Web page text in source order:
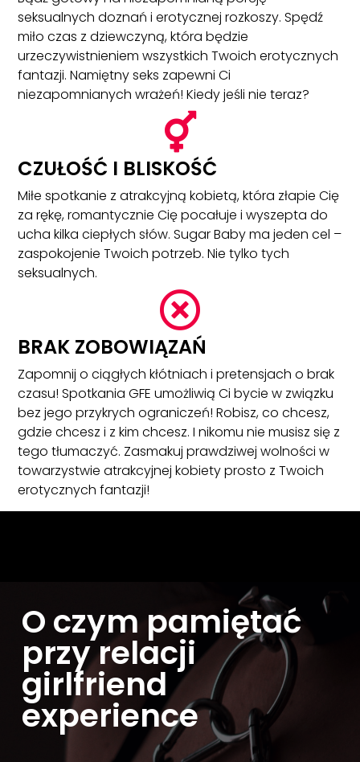
seksualnych doznań i erotycznej rozkoszy. Spędź
miło czas z dziewczyną, która będzie
urzeczywistnieniem wszystkich Twoich erotycznych
fantazji. Namiętny seks zapewni Ci
niezapomnianych wrażeń! Kiedy jeśli nie teraz?

CZUŁOŚĆ I BLISKOŚĆ
Miłe spotkanie z atrakcyjną kobietą, która złapie Cię
za rękę, romantycznie Cię pocałuje i wyszepta do
ucha kilka ciepłych słów. Sugar Baby ma jeden cel –
zaspokojenie Twoich potrzeb. Nie tylko tych
seksualnych.

BRAK ZOBOWIĄZAŃ
Zapomnij o ciągłych kłótniach i pretensjach o brak
czasu! Spotkania GFE umożliwią Ci bycie w związku
bez jego przykrych ograniczeń! Robisz, co chcesz,
gdzie chcesz i z kim chcesz. I nikomu nie musisz się z
tego tłumaczyć. Zasmakuj prawdziwej wolności w
towarzystwie atrakcyjnej kobiety prosto z Twoich
erotycznych fantazji!
O czym pamiętać
przy relacji
girlfriend
experience